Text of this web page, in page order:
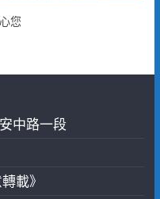
您
中路一段
載》